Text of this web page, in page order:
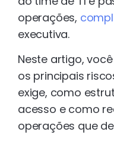
operações,
executiva.
Neste artigo,
os principais
exige, como
acesso e como
operações que